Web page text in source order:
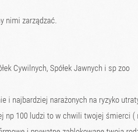
nimi zarządzać.
Cywilnych, Spółek Jawnych i sp zoo
i najbardziej narażonych na ryzyko
np 100 ludzi to w chwili twojej śmierci